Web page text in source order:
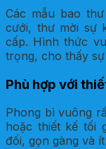
Các mẫu bao
cưới, thư mời sự
cấp. Hình thức
trọng, cho thấy
Phù hợp với
Phong bì vuông
hoặc thiết kế tối
đối, gọn gàng và